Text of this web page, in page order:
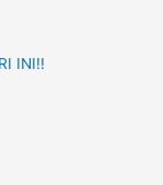
INI!!